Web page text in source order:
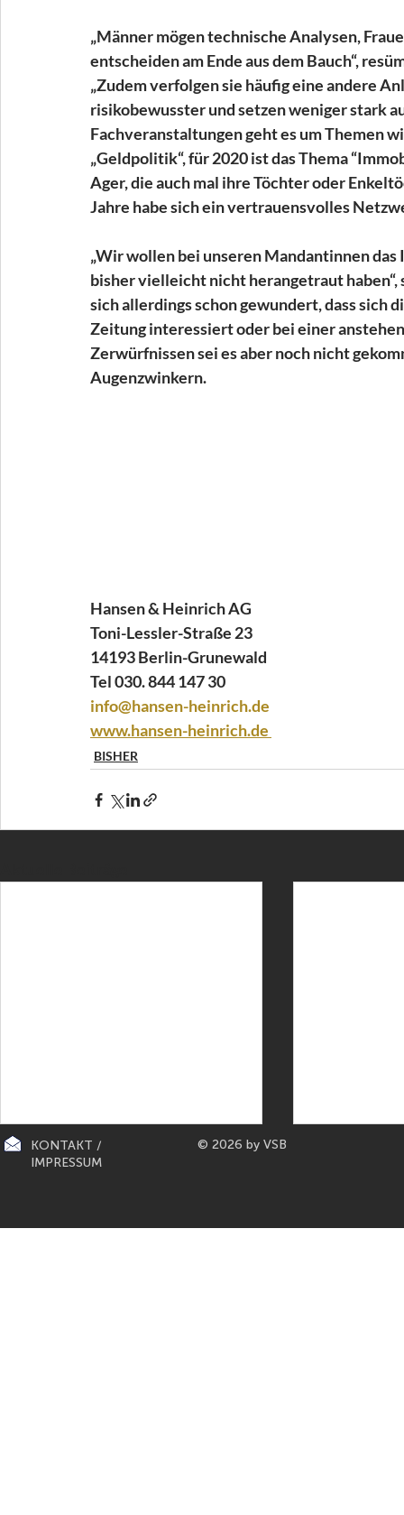
„Männer mögen technische Analysen,
entscheiden am Ende aus dem Bauch“,
„Zudem verfolgen sie häufig eine andere
risikobewusster und setzen weniger stark
Fachveranstaltungen geht es um Themen
„Geldpolitik“, für 2020 ist das Thema
Ager, die auch mal ihre Töchter oder
Jahre habe sich ein vertrauensvolles
„Wir wollen bei unseren Mandantinnen
bisher vielleicht nicht herangetraut haben“,
sich allerdings schon gewundert, dass
Zeitung interessiert oder bei einer
Zerwürfnissen sei es aber noch nicht
Augenzwinkern.
Hansen & Heinrich AG
Toni-Lessler-Straße 23
14193 Berlin-Grunewald
Tel 030. 844 147 30
info@hansen-heinrich.de
www.hansen-heinrich.de
BISHER
KONTAKT /
IMPRESSUM
© 2026 by VSB